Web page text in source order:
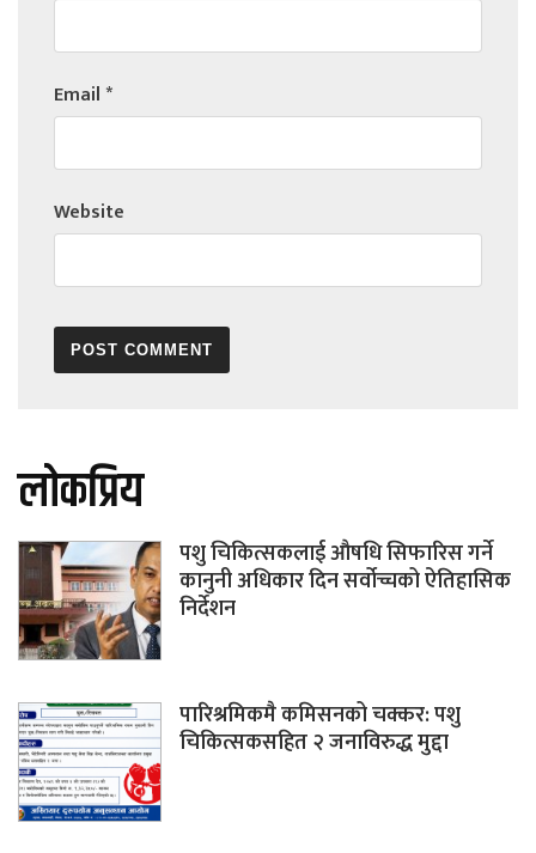
Email*
Website
लोकप्रिय
पशु चिकित्सकलाई औषधि सिफारिस गर्ने
कानुनी अधिकार दिन सर्वोच्चको ऐतिहासिक
निर्देशन
पारिश्रमिकमै कमिसनको चक्कर: पशु
चिकित्सकसहित २ जनाविरुद्ध मुद्दा